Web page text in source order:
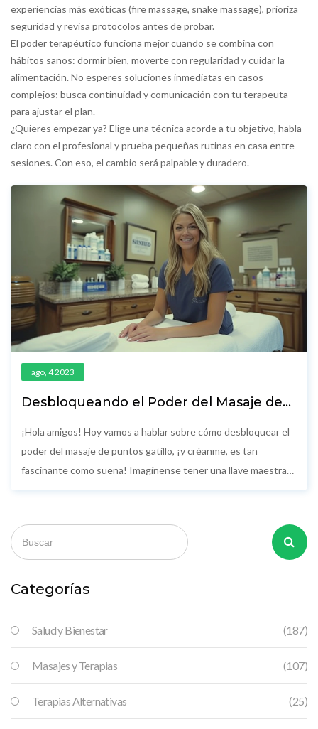
experiencias más exóticas (fire massage, snake massage), prioriza
seguridad y revisa protocolos antes de probar.
El poder terapéutico funciona mejor cuando se combina con
hábitos sanos: dormir bien, moverte con regularidad y cuidar la
alimentación. No esperes soluciones inmediatas en casos
complejos; busca continuidad y comunicación con tu terapeuta
para ajustar el plan.
¿Quieres empezar ya? Elige una técnica acorde a tu objetivo, habla
claro con el profesional y prueba pequeñas rutinas en casa entre
sesiones. Con eso, el cambio será palpable y duradero.
ago, 4 2023
Desbloqueando el Poder del Masaje de
¡Hola amigos! Hoy vamos a hablar sobre cómo desbloquear el
poder del masaje de puntos gatillo, ¡y créanme, es tan
fascinante como suena! Imagínense tener una llave maestra
enfoca en áreas específicas del cuerpo para liberar la tensión.
¡Así que prepárense, porque después de esto, querrán
liberar todo su potencial!
Categorías
Salud y Bienestar (187)
Masajes y Terapias (107)
Terapias Alternativas (25)